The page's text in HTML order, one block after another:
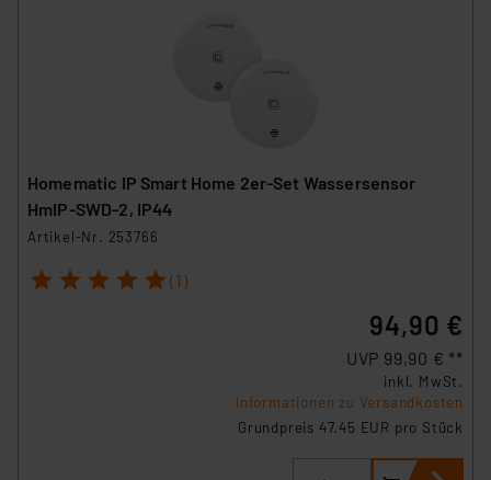
Homematic IP Smart Home 2er-Set Wassersensor
HmIP-SWD-2, IP44
Artikel-Nr. 253766
1 2 3 4 5 (1)
94,90 €
UVP 99,90 € **
inkl. MwSt.
Informationen zu Versandkosten
Grundpreis 47.45 EUR pro Stück